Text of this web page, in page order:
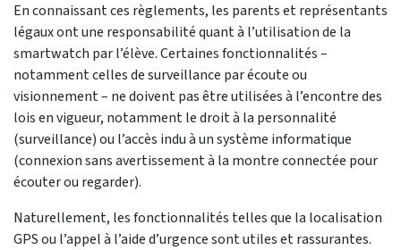
En connaissant ces règlements, les parents et représentants
légaux ont une responsabilité quant à l’utilisation de la
smartwatch par l’élève. Certaines fonctionnalités –
notamment celles de surveillance par écoute ou
visionnement – ne doivent pas être utilisées à l’encontre des
lois en vigueur, notamment le droit à la personnalité
(surveillance) ou l’accès indu à un système informatique
(connexion sans avertissement à la montre connectée pour
écouter ou regarder).
Naturellement, les fonctionnalités telles que la localisation
GPS ou l’appel à l’aide d’urgence sont utiles et rassurantes.